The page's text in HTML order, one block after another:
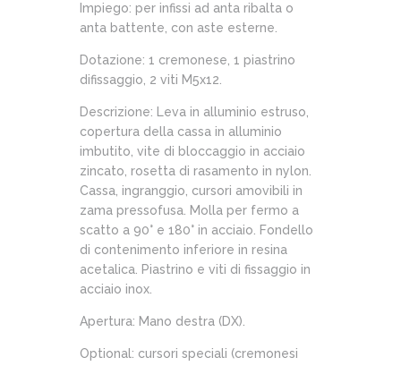
Impiego: per infissi ad anta ribalta o
anta battente, con aste esterne.
Dotazione: 1 cremonese, 1 piastrino
difissaggio, 2 viti M5x12.
Descrizione: Leva in alluminio estruso,
copertura della cassa in alluminio
imbutito, vite di bloccaggio in acciaio
zincato, rosetta di rasamento in nylon.
Cassa, ingranggio, cursori amovibili in
zama pressofusa. Molla per fermo a
scatto a 90° e 180° in acciaio. Fondello
di contenimento inferiore in resina
acetalica. Piastrino e viti di fissaggio in
acciaio inox.
Apertura: Mano destra (DX).
Optional: cursori speciali (cremonesi